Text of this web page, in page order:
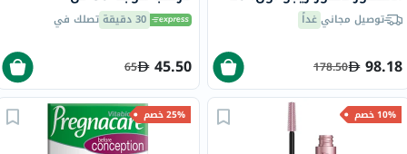
ملتوصيل مجانيغداً
98.18
178.50
30 دقيقة تصلك في
45.50
65
10% خصم 25% خصم